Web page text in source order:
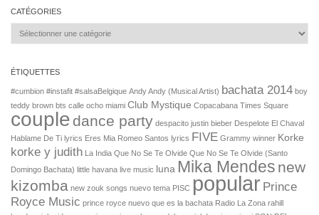
CATÉGORIES
Catégories
ÉTIQUETTES
#cumbion #instafit #salsaBelgique Andy Andy (Musical Artist) bachata 2014 boy
teddy brown bts calle ocho miami Club Mystique Copacabana Times Square
couple dance party despacito justin bieber Despelote El Chaval
Hablame De Ti lyrics Eres Mia Romeo Santos lyrics FIVE Grammy winner Korke
korke y judith
La India Que No Se Te Olvide Que No Se Te Olvide (Santo
Domingo Bachata) little havana live music luna Mika Mendes new
kizomba new zouk songs nuevo tema PISC popular Prince
Royce Music prince royce nuevo que es la bachata Radio La Zona rahill